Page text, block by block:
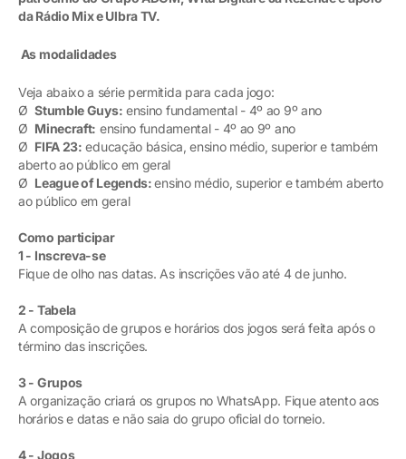
da Rádio Mix e Ulbra TV.
As modalidades
Veja abaixo a série permitida para cada jogo:
ØStumble Guys: ensino fundamental - 4º ao 9º ano
Ø Minecraft: ensino fundamental - 4º ao 9º ano
Ø FIFA 23: educação básica, ensino médio, superior e também
aberto ao público em geral
Ø League of Legends:ensino médio, superior e também aberto
ao público em geral
Como participar
1 - Inscreva-se
Fique de olho nas datas. As inscrições vão até 4 de junho.
2 - Tabela
A composição de grupos e horários dos jogos será feita após o
término das inscrições.
3 - Grupos
A organização criará os grupos no WhatsApp. Fique atento aos
horários e datas e não saia do grupo oficial do torneio.
4 - Jogos